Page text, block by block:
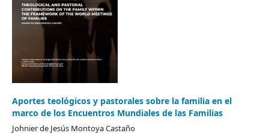
Aportes teológicos y pastorales sobre la familia en el
marco de los Encuentros Mundiales de las Familias
Johnier de Jesús Montoya Castaño